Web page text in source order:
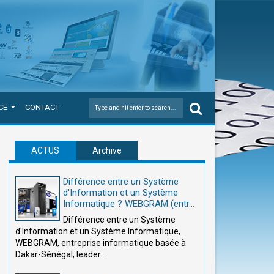
CONTACT
ACTUS Archive
Différence entre un Système
d'Information et un Système
Informatique ? WEBGRAM (entr...
Différence entre un Système
d'Information et un Système Informatique,
WEBGRAM, entreprise informatique basée à
Dakar-Sénégal, leader...